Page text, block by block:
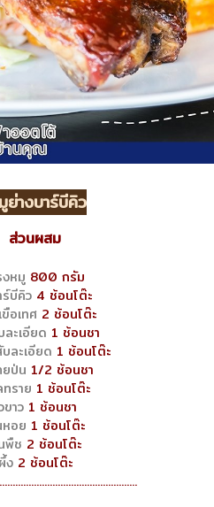
ย่างบาร์บีคิว
นผสม
งหมู 800 กรัม
บีคิว 4 ช้อนโต๊ะ
อเทศ 2 ช้อนโต๊ะ
ะเอียด 1 ช้อนชา
ละเอียด 1 ช้อนโต๊ะ
ป่น 1/2 ช้อนชา
ราย 1 ช้อนโต๊ะ
ขาว 1 ช้อนชา
หอย 1 ช้อนโต๊ะ
พืช 2 ช้อนโต๊ะ
ง 2 ช้อนโต๊ะ